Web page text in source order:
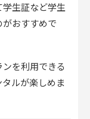
生証など学生
おすすめで
を利用できる
ルが楽しめま